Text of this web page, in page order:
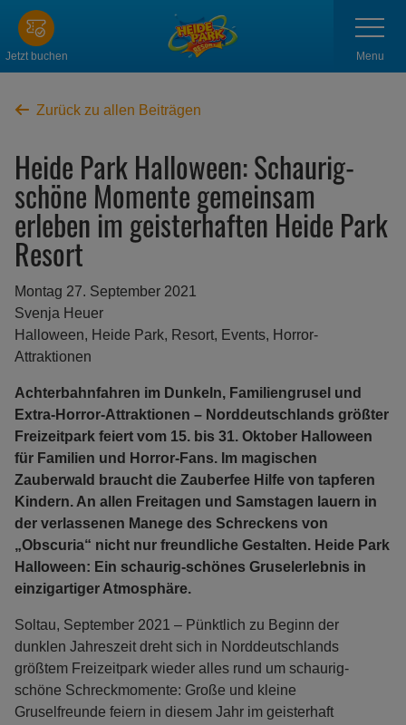
Zum
Hauptinhalt
springen
Jetzt buchen
anzeigen
Menu
Zurück zu allen Beiträgen
Heide Park Halloween: Schaurig-
schöne Momente gemeinsam
erleben im geisterhaften Heide Park
Resort
Montag 27. September 2021
Svenja Heuer
Halloween, Heide Park, Resort, Events, Horror-
Attraktionen
Achterbahnfahren im Dunkeln, Familiengrusel und
Extra-Horror-Attraktionen – Norddeutschlands größter
Freizeitpark feiert vom 15. bis 31. Oktober Halloween
für Familien und Horror-Fans. Im magischen
Zauberwald braucht die Zauberfee Hilfe von tapferen
Kindern. An allen Freitagen und Samstagen lauern in
der verlassenen Manege des Schreckens von
„Obscuria“ nicht nur freundliche Gestalten. Heide Park
Halloween: Ein schaurig-schönes Gruselerlebnis in
einzigartiger Atmosphäre.
Soltau, September 2021 – Pünktlich zu Beginn der
dunklen Jahreszeit dreht sich in Norddeutschlands
größtem Freizeitpark wieder alles rund um schaurig-
schöne Schreckmomente: Große und kleine
Gruselfreunde feiern in diesem Jahr im geisterhaft